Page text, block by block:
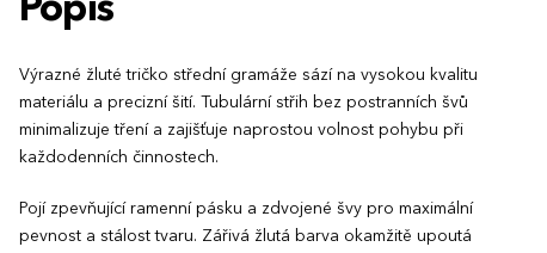
Popis
Výrazné žluté tričko střední gramáže sází na vysokou kvalitu
materiálu a precizní šití. Tubulární střih bez postranních švů
minimalizuje tření a zajišťuje naprostou volnost pohybu při
každodenních činnostech.
Pojí zpevňující ramenní pásku a zdvojené švy pro maximální
pevnost a stálost tvaru. Zářivá žlutá barva okamžitě upoutá